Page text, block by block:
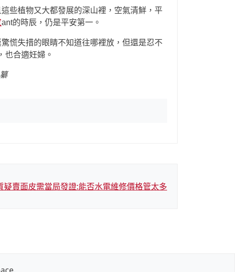
些植物又大都發展的深山裡，空氣清鮮，平
ant的時辰，仍是平安第一。
慌失措的眼睛不知道往哪裡放，但還是忍不
也合適妊婦。
纂
疑賣面皮需當局發證:能否水電維修價格管太多